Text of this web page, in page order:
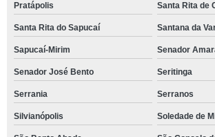
Pratápolis Santa Rita de
Santa Rita do Sapucaí Santana da
Sapucaí-Mirim Senador
Senador José Bento Seritinga
Serrania Serranos
Silvianópolis Soledade de